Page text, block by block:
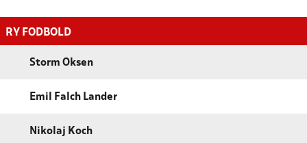
RY FODBOLD
Storm Oksen
Emil Falch Lander
Nikolaj Koch